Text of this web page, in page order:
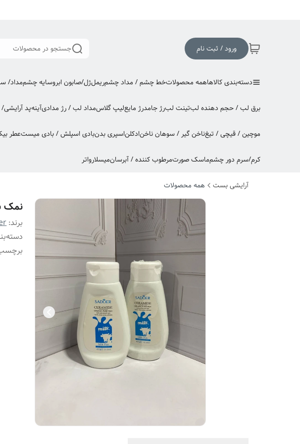
ورود / ثبت نام جستجو در محصولات
دسته‌بندی کالاهاهمه محصولاتخط چشم / مداد چشمریملژل/صابون ابروسایه چشممداد/
برق لب / حجم دهنده لبتینت لبرژ جامدرژ مایعلیپ گلاسمداد لب / رژ مدادیآینهپد آرایشی/
موچین / قیچی / تیغناخن گیر / سوهان ناخنادکلناسپری بدنبادی اسپلش / بادی میستعطر
کرم/سرم دور چشمماسک صورتمرطوب کننده / آبرسانمیسلارواتر
آرایشی بست همه محصولات
نمک
برند: